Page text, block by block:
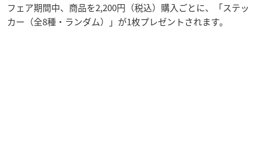
フェア期間中、商品を2,200円（税込）購入ごとに、「ステッ
カー（全8種・ランダム）」が1枚プレゼントされます。